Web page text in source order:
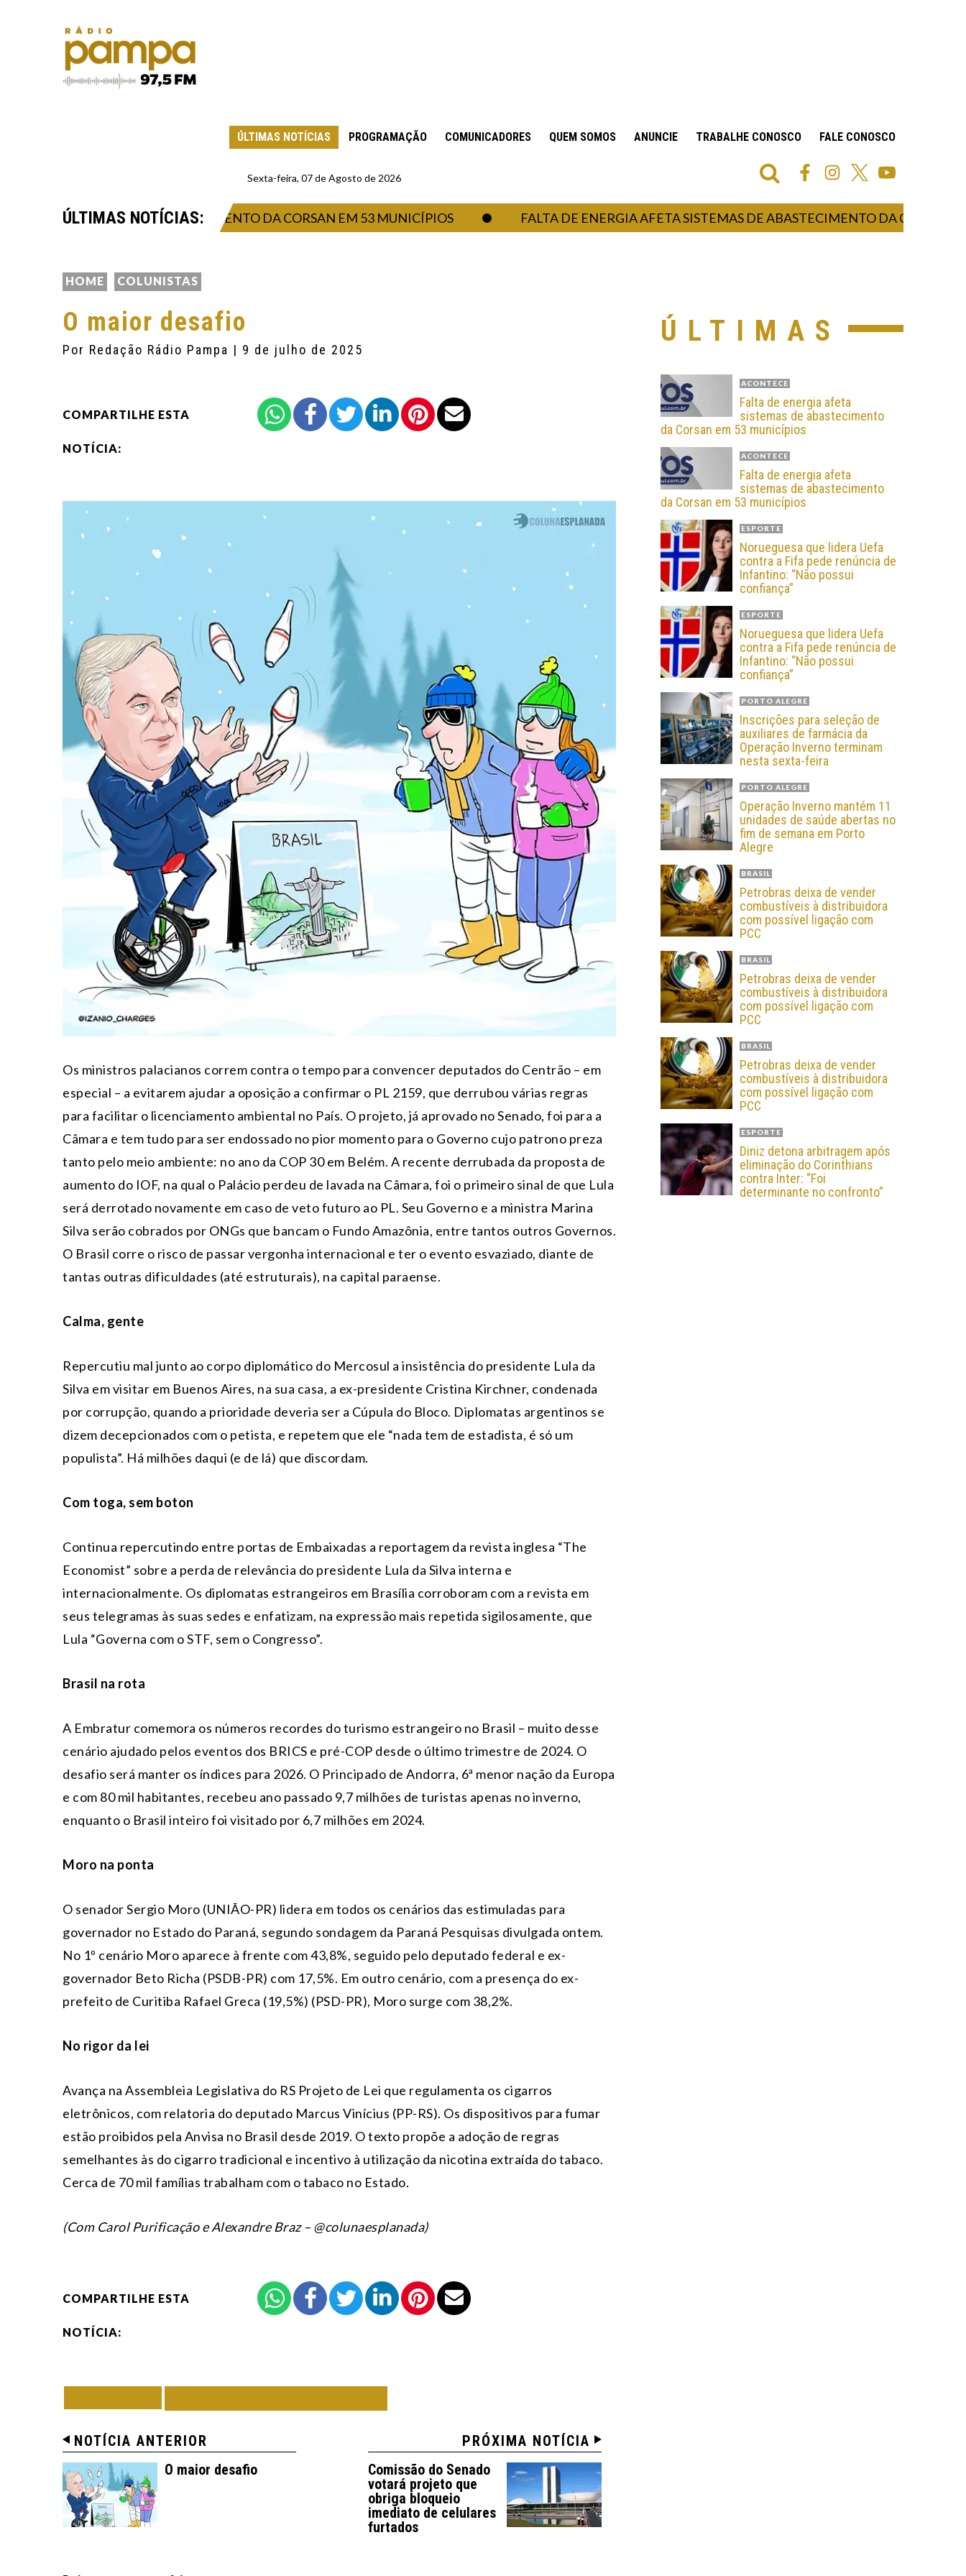
ÚLTIMAS NOTÍCIAS PROGRAMAÇÃO COMUNICADORES QUEM SOMOS ANUNCIE TRABALHE CONOSCO FALE CONOSCO
Sexta-feira, 07 de Agosto de 2026
ÚLTIMAS NOTÍCIAS:
SISTEMAS DE ABASTECIMENTO DA CORSAN EM 53 MUNICÍPIOS FALTA DE ENERGIA AFETA SISTEMAS DE ABASTECIMENTO DA CORSAN EM 53
HOME COLUNISTAS
O maior desafio
Por Redação Rádio Pampa | 9 de julho de 2025
COMPARTILHE ESTA
NOTÍCIA:
Os ministros palacianos correm contra o tempo para convencer deputados do Centrão – em
especial – a evitarem ajudar a oposição a confirmar o PL 2159, que derrubou várias regras
para facilitar o licenciamento ambiental no País. O projeto, já aprovado no Senado, foi para a
Câmara e tem tudo para ser endossado no pior momento para o Governo cujo patrono preza
tanto pelo meio ambiente: no ano da COP 30 em Belém. A recente derrubada da proposta de
aumento do IOF, na qual o Palácio perdeu de lavada na Câmara, foi o primeiro sinal de que Lula
será derrotado novamente em caso de veto futuro ao PL. Seu Governo e a ministra Marina
Silva serão cobrados por ONGs que bancam o Fundo Amazônia, entre tantos outros Governos.
O Brasil corre o risco de passar vergonha internacional e ter o evento esvaziado, diante de
tantas outras dificuldades (até estruturais), na capital paraense.
Calma, gente
Repercutiu mal junto ao corpo diplomático do Mercosul a insistência do presidente Lula da
Silva em visitar em Buenos Aires, na sua casa, a ex-presidente Cristina Kirchner, condenada
por corrupção, quando a prioridade deveria ser a Cúpula do Bloco. Diplomatas argentinos se
dizem decepcionados com o petista, e repetem que ele “nada tem de estadista, é só um
populista”. Há milhões daqui (e de lá) que discordam.
Com toga, sem boton
Continua repercutindo entre portas de Embaixadas a reportagem da revista inglesa “The
Economist” sobre a perda de relevância do presidente Lula da Silva interna e
internacionalmente. Os diplomatas estrangeiros em Brasília corroboram com a revista em
seus telegramas às suas sedes e enfatizam, na expressão mais repetida sigilosamente, que
Lula “Governa com o STF, sem o Congresso”.
Brasil na rota
A Embratur comemora os números recordes do turismo estrangeiro no Brasil – muito desse
cenário ajudado pelos eventos dos BRICS e pré-COP desde o último trimestre de 2024. O
desafio será manter os índices para 2026. O Principado de Andorra, 6ª menor nação da Europa
e com 80 mil habitantes, recebeu ano passado 9,7 milhões de turistas apenas no inverno,
enquanto o Brasil inteiro foi visitado por 6,7 milhões em 2024.
Moro na ponta
O senador Sergio Moro (UNIÃO-PR) lidera em todos os cenários das estimuladas para
governador no Estado do Paraná, segundo sondagem da Paraná Pesquisas divulgada ontem.
No 1º cenário Moro aparece à frente com 43,8%, seguido pelo deputado federal e ex-
governador Beto Richa (PSDB-PR) com 17,5%. Em outro cenário, com a presença do ex-
prefeito de Curitiba Rafael Greca (19,5%) (PSD-PR), Moro surge com 38,2%.
No rigor da lei
Avança na Assembleia Legislativa do RS Projeto de Lei que regulamenta os cigarros
eletrônicos, com relatoria do deputado Marcus Vinícius (PP-RS). Os dispositivos para fumar
estão proibidos pela Anvisa no Brasil desde 2019. O texto propõe a adoção de regras
semelhantes às do cigarro tradicional e incentivo à utilização da nicotina extraída do tabaco.
Cerca de 70 mil famílias trabalham com o tabaco no Estado.
(Com Carol Purificação e Alexandre Braz – @colunaesplanada)
COMPARTILHE ESTA
NOTÍCIA:
NOTÍCIA ANTERIOR
O maior desafio
PRÓXIMA NOTÍCIA
Comissão do Senado
votará projeto que
obriga bloqueio
imediato de celulares
furtados
ÚLTIMAS
ACONTECE
Falta de energia afeta
sistemas de abastecimento
da Corsan em 53 municípios
ACONTECE
Falta de energia afeta
sistemas de abastecimento
da Corsan em 53 municípios
ESPORTE
Norueguesa que lidera Uefa
contra a Fifa pede renúncia de
Infantino: “Não possui
confiança”
ESPORTE
Norueguesa que lidera Uefa
contra a Fifa pede renúncia de
Infantino: “Não possui
confiança”
PORTO ALEGRE
Inscrições para seleção de
auxiliares de farmácia da
Operação Inverno terminam
nesta sexta-feira
PORTO ALEGRE
Operação Inverno mantém 11
unidades de saúde abertas no
fim de semana em Porto
Alegre
BRASIL
Petrobras deixa de vender
combustíveis à distribuidora
com possível ligação com
PCC
BRASIL
Petrobras deixa de vender
combustíveis à distribuidora
com possível ligação com
PCC
BRASIL
Petrobras deixa de vender
combustíveis à distribuidora
com possível ligação com
PCC
ESPORTE
Diniz detona arbitragem após
eliminação do Corinthians
contra Inter: “Foi
determinante no confronto”